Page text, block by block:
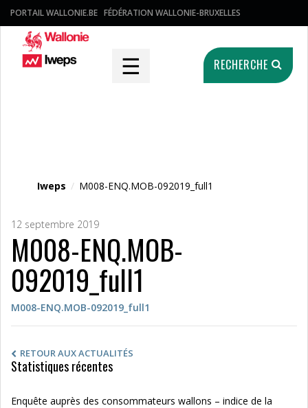
PORTAIL WALLONIE.BE FÉDÉRATION WALLONIE-BRUXELLES
☰ RECHERCHE
Iweps / M008-ENQ.MOB-092019_full1
12 septembre 2019
M008-ENQ.MOB-
092019_full1
M008-ENQ.MOB-092019_full1
RETOUR AUX ACTUALITÉS
Statistiques récentes
Enquête auprès des consommateurs wallons – indice de la